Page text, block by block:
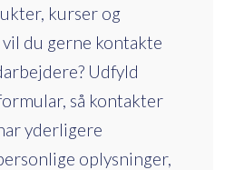
kurser og
du gerne kontakte
Udfyld
så kontakter
yderligere
oplysninger,